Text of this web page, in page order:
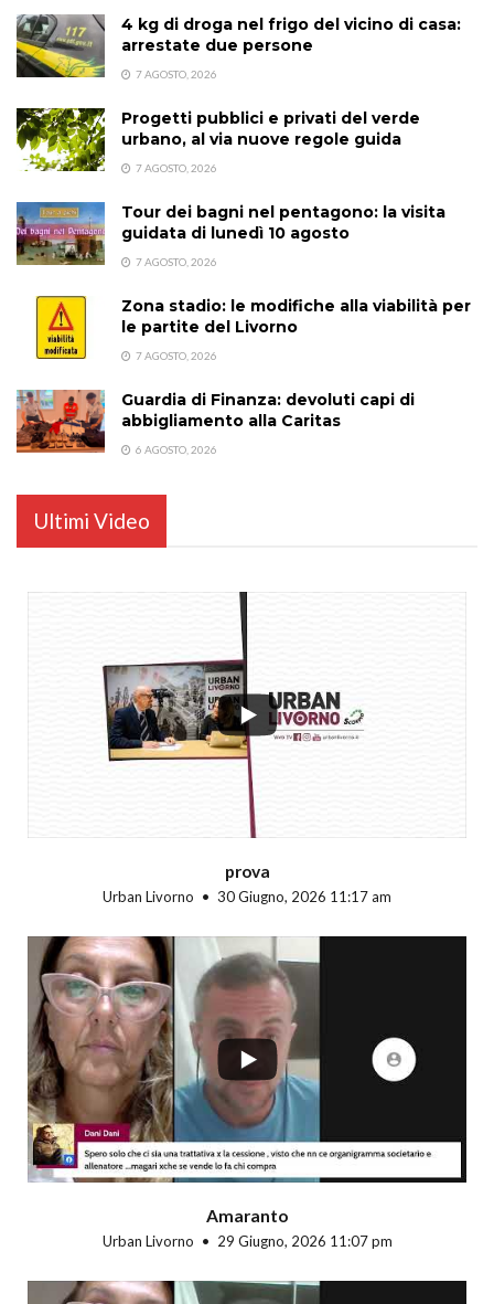
4 kg di droga nel frigo del vicino di casa:
arrestate due persone
7 AGOSTO, 2026
Progetti pubblici e privati del verde
urbano, al via nuove regole guida
7 AGOSTO, 2026
Tour dei bagni nel pentagono: la visita
guidata di lunedì 10 agosto
7 AGOSTO, 2026
Zona stadio: le modifiche alla viabilità per
le partite del Livorno
7 AGOSTO, 2026
Guardia di Finanza: devoluti capi di
abbigliamento alla Caritas
6 AGOSTO, 2026
Ultimi Video
prova
Urban Livorno 30 Giugno, 2026 11:17 am
Amaranto
Urban Livorno 29 Giugno, 2026 11:07 pm